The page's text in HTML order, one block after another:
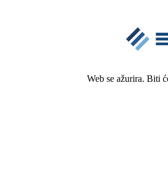
Web se ažurira. Biti